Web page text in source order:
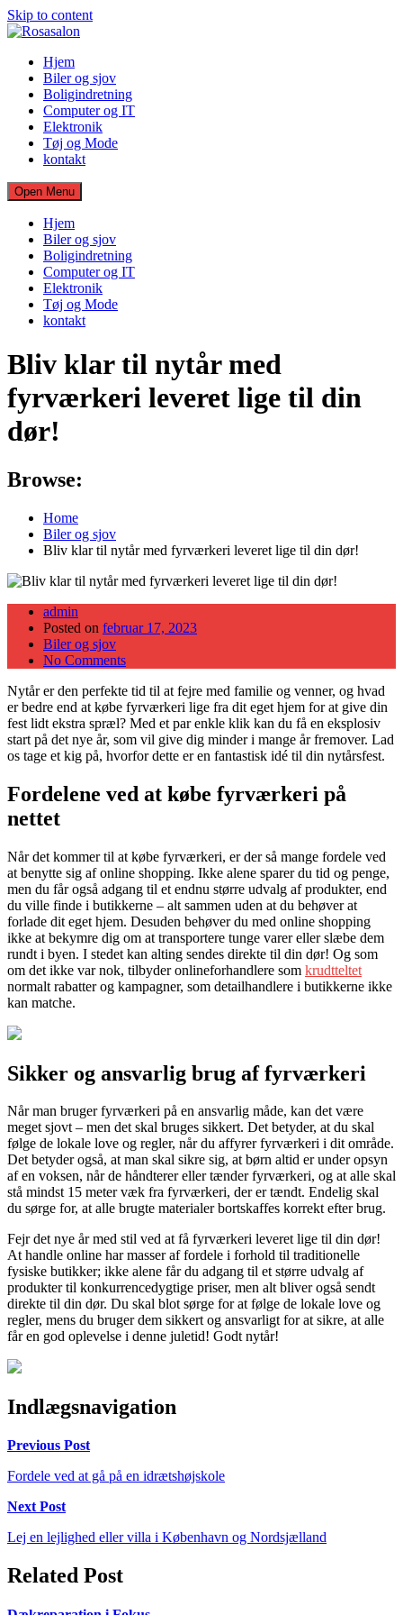
Skip to content
Hjem
Biler og sjov
Boligindretning
Computer og IT
Elektronik
Tøj og Mode
kontakt
Open Menu
Hjem
Biler og sjov
Boligindretning
Computer og IT
Elektronik
Tøj og Mode
kontakt
Bliv klar til nytår med
fyrværkeri leveret lige til din
dør!
Browse:
Home
Biler og sjov
Bliv klar til nytår med fyrværkeri leveret lige til din dør!
admin
Posted on februar 17, 2023
Biler og sjov
No Comments
Nytår er den perfekte tid til at fejre med familie og venner, og hvad
er bedre end at købe fyrværkeri lige fra dit eget hjem for at give din
fest lidt ekstra spræl? Med et par enkle klik kan du få en eksplosiv
start på det nye år, som vil give dig minder i mange år fremover. Lad
os tage et kig på, hvorfor dette er en fantastisk idé til din nytårsfest.
Fordelene ved at købe fyrværkeri på
nettet
Når det kommer til at købe fyrværkeri, er der så mange fordele ved
at benytte sig af online shopping. Ikke alene sparer du tid og penge,
men du får også adgang til et endnu større udvalg af produkter, end
du ville finde i butikkerne – alt sammen uden at du behøver at
forlade dit eget hjem. Desuden behøver du med online shopping
ikke at bekymre dig om at transportere tunge varer eller slæbe dem
rundt i byen. I stedet kan alting sendes direkte til din dør! Og som
om det ikke var nok, tilbyder onlineforhandlere som krudtteltet
normalt rabatter og kampagner, som detailhandlere i butikkerne ikke
kan matche.
Sikker og ansvarlig brug af fyrværkeri
Når man bruger fyrværkeri på en ansvarlig måde, kan det være
meget sjovt – men det skal bruges sikkert. Det betyder, at du skal
følge de lokale love og regler, når du affyrer fyrværkeri i dit område.
Det betyder også, at man skal sikre sig, at børn altid er under opsyn
af en voksen, når de håndterer eller tænder fyrværkeri, og at alle skal
stå mindst 15 meter væk fra fyrværkeri, der er tændt. Endelig skal
du sørge for, at alle brugte materialer bortskaffes korrekt efter brug.
Fejr det nye år med stil ved at få fyrværkeri leveret lige til din dør!
At handle online har masser af fordele i forhold til traditionelle
fysiske butikker; ikke alene får du adgang til et større udvalg af
produkter til konkurrencedygtige priser, men alt bliver også sendt
direkte til din dør. Du skal blot sørge for at følge de lokale love og
regler, mens du bruger dem sikkert og ansvarligt for at sikre, at alle
får en god oplevelse i denne juletid! Godt nytår!
Indlægsnavigation
Previous Post
Fordele ved at gå på en idrætshøjskole
Next Post
Lej en lejlighed eller villa i København og Nordsjælland
Related Post